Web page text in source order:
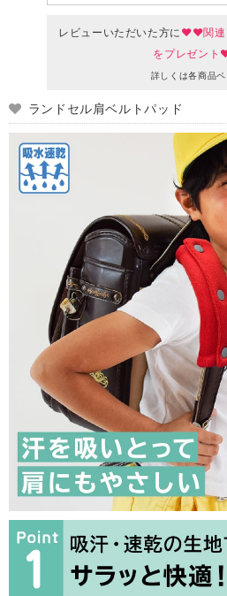
レビューいただいた方に ♥♥関連
をプレゼン
詳しくは各商品ペ
ランドセル肩ベルトパッド